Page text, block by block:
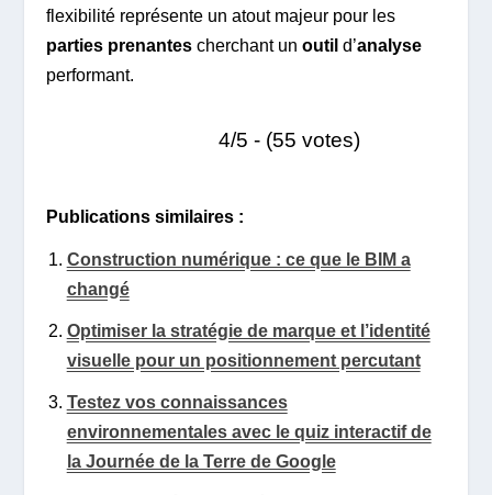
flexibilité représente un atout majeur pour les
parties prenantes cherchant unoutil d’analyse
performant.
4/5 - (55 votes)
Publications similaires :
Construction numérique : ce que le BIM a
changé
Optimiser la stratégie de marque et l’identité
visuelle pour un positionnement percutant
Testez vos connaissances
environnementales avec le quiz interactif de
la Journée de la Terre de Google